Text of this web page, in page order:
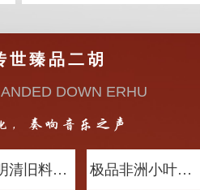
世臻品二胡
DOWN ERHU
，奏响音乐之声
极品明清旧料老红木 极品非洲小叶紫檀木